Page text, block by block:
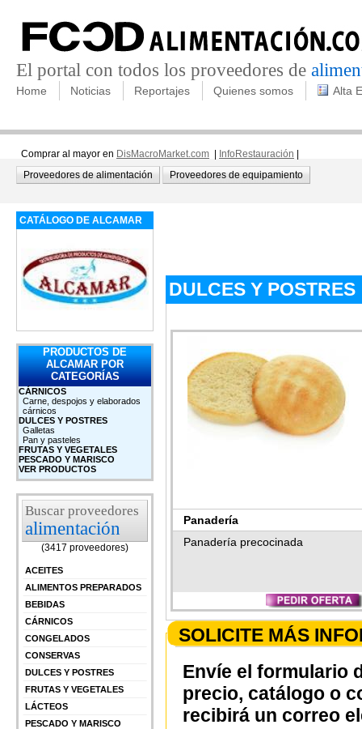
El portal con todos los proveedores de
Home Noticias Reportajes Quienes somos Alta
Comprar al mayor en DisMacroMarket.com InfoRestauración
Proveedores de alimentación
Proveedores de equipamiento
CATÁLOGO DE ALCAMAR
PRODUCTOS DE
ALCAMAR POR
CATEGORÍAS
CÁRNICOS
Carne, despojos y elaborados
cárnicos
DULCES Y POSTRES
Galletas
Pan y pasteles
FRUTAS Y VEGETALES
PESCADO Y MARISCO
VER PRODUCTOS
Buscar proveedores
alimentación
(3417 proveedores)
ACEITES
ALIMENTOS PREPARADOS
BEBIDAS
CÁRNICOS
CONGELADOS
CONSERVAS
DULCES Y POSTRES
FRUTAS Y VEGETALES
LÁCTEOS
PESCADO Y MARISCO
DULCES Y POSTRES
Panadería
Panadería precocinada
SOLICITE MÁS
Envíe el formulario
precio, catálogo o
recibirá un correo